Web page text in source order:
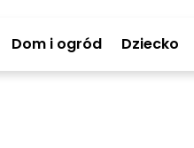
Dom i ogród Dziecko